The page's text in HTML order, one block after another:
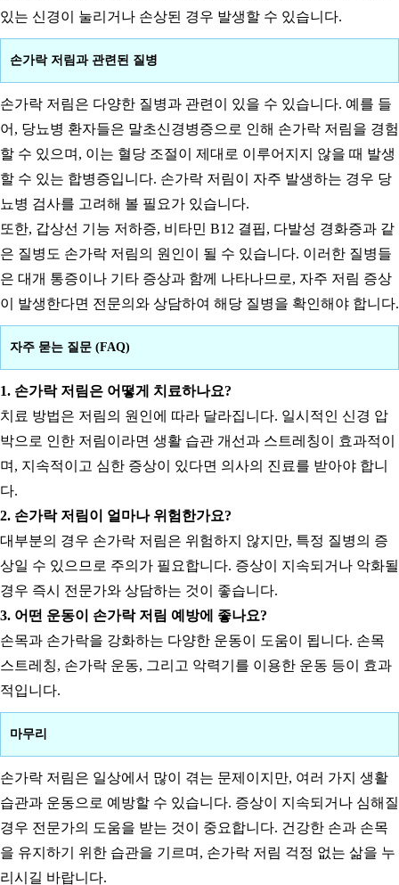
있는 신경이 눌리거나 손상된 경우 발생할 수 있습니다.
손가락 저림과 관련된 질병
손가락 저림은 다양한 질병과 관련이 있을 수 있습니다. 예를 들
어, 당뇨병 환자들은 말초신경병증으로 인해 손가락 저림을 경험
할 수 있으며, 이는 혈당 조절이 제대로 이루어지지 않을 때 발생
할 수 있는 합병증입니다. 손가락 저림이 자주 발생하는 경우 당
뇨병 검사를 고려해 볼 필요가 있습니다.
또한, 갑상선 기능 저하증, 비타민 B12 결핍, 다발성 경화증과 같
은 질병도 손가락 저림의 원인이 될 수 있습니다. 이러한 질병들
은 대개 통증이나 기타 증상과 함께 나타나므로, 자주 저림 증상
이 발생한다면 전문의와 상담하여 해당 질병을 확인해야 합니다.
자주 묻는 질문 (FAQ)
1. 손가락 저림은 어떻게 치료하나요?
치료 방법은 저림의 원인에 따라 달라집니다. 일시적인 신경 압
박으로 인한 저림이라면 생활 습관 개선과 스트레칭이 효과적이
며, 지속적이고 심한 증상이 있다면 의사의 진료를 받아야 합니
다.
2. 손가락 저림이 얼마나 위험한가요?
대부분의 경우 손가락 저림은 위험하지 않지만, 특정 질병의 증
상일 수 있으므로 주의가 필요합니다. 증상이 지속되거나 악화될
경우 즉시 전문가와 상담하는 것이 좋습니다.
3. 어떤 운동이 손가락 저림 예방에 좋나요?
손목과 손가락을 강화하는 다양한 운동이 도움이 됩니다. 손목
스트레칭, 손가락 운동, 그리고 악력기를 이용한 운동 등이 효과
적입니다.
마무리
손가락 저림은 일상에서 많이 겪는 문제이지만, 여러 가지 생활
습관과 운동으로 예방할 수 있습니다. 증상이 지속되거나 심해질
경우 전문가의 도움을 받는 것이 중요합니다. 건강한 손과 손목
을 유지하기 위한 습관을 기르며, 손가락 저림 걱정 없는 삶을 누
리시길 바랍니다.